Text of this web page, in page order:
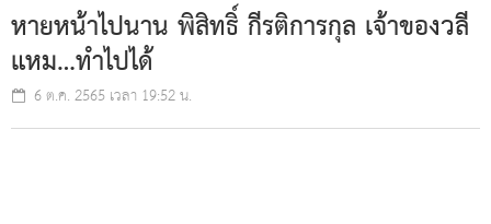
หายหน้าไปนาน พิสิทธิ์ กีรติการกุล เจ้าของวลี
แหม…ทำไปได้
6 ต.ค. 2565 เวลา 19:52 น.